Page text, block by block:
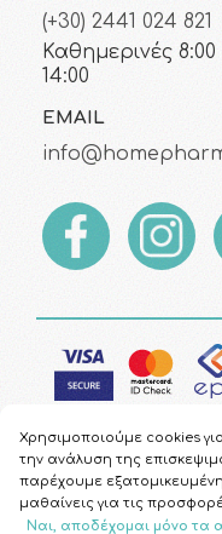
(+30) 2441 024 821
Καθημερινές
14:00
EMAIL
Copyright ©
Χρησιμοποιούμε cookies
την ανάλυση της
παρέχουμε
μαθαίνεις για τις
Ναι, αποδέχομαι μόνο τα